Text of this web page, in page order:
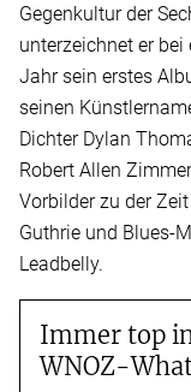
Gegenkultur der
unterzeichnet er
Jahr sein erstes
seinen
Dichter Dylan
Robert Allen
Vorbilder zu der
Guthrie und Blues-
Leadbelly.
Immer top
WNOZ-